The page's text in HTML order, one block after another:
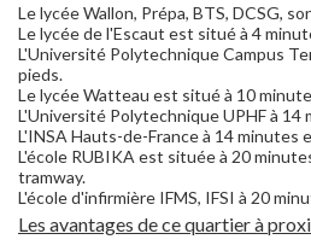
Le lycée Wallon, Prépa, BTS, DCSG,
Le lycée de l'Escaut est situé à 4
L'Université Polytechnique Campus
pieds.
Le lycée Watteau est situé à 10
L'Université Polytechnique UPHF à 14
L'INSA Hauts-de-France à 14 minutes
L'école RUBIKA est située à 20
tramway.
L'école d'infirmière IFMS, IFSI à 20
Les avantages de ce quartier à